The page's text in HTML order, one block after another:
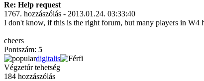
Re: Help request
1767. hozzászólás - 2013.01.24. 03:33:40
I don't know, if this is the right forum, but many players in W4
cheers
Pontszám: 5
digitalis
Végzetúr tehetség
184 hozzászólás